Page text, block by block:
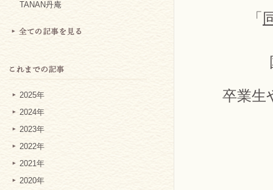
TANAN丹庵
2025年
2024年
2023年
2022年
2021年
2020年
「
卒業生